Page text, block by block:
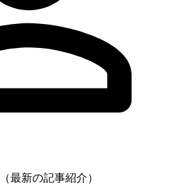
最新の記事紹介）